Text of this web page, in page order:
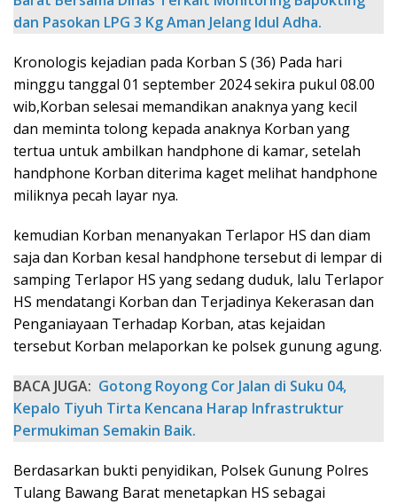
dan Pasokan LPG 3 Kg Aman Jelang Idul Adha.
Kronologis kejadian pada Korban S (36) Pada hari
minggu tanggal 01 september 2024 sekira pukul 08.00
wib,Korban selesai memandikan anaknya yang kecil
dan meminta tolong kepada anaknya Korban yang
tertua untuk ambilkan handphone di kamar, setelah
handphone Korban diterima kaget melihat handphone
miliknya pecah layar nya.
kemudian Korban menanyakan Terlapor HS dan diam
saja dan Korban kesal handphone tersebut di lempar di
samping Terlapor HS yang sedang duduk, lalu Terlapor
HS mendatangi Korban dan Terjadinya Kekerasan dan
Penganiayaan Terhadap Korban, atas kejaidan
tersebut Korban melaporkan ke polsek gunung agung.
BACA JUGA: ‎Gotong Royong Cor Jalan di Suku 04,
Kepalo Tiyuh Tirta Kencana Harap Infrastruktur
Permukiman Semakin Baik.
Berdasarkan bukti penyidikan, Polsek Gunung Polres
Tulang Bawang Barat menetapkan HS sebagai